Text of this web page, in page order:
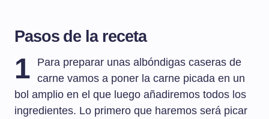
Pasos de la receta
1
Para preparar unas albóndigas caseras de
carne vamos a poner la carne picada en un
bol amplio en el que luego añadiremos todos los
ingredientes. Lo primero que haremos será picar